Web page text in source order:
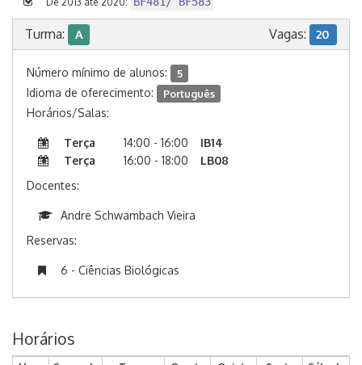
Turma: A Vagas: 20
Número mínimo de alunos: 5
Idioma de oferecimento: Português
Horários/Salas:
Terça 14:00 - 16:00
IB14
Terça
16:00 - 18:00
LB08
Docentes:
Andre Schwambach Vieira
Reservas:
6 - Ciências Biológicas
Horários